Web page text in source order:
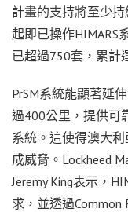
計畫的支持將至少
起即已操作HIMARS
已超過750套，累計
PrSM系統能顯著延
過400公里，提供可
系統。這使得澳大
成威脅。Lockheed
Jeremy King表示，
求，並透過Common